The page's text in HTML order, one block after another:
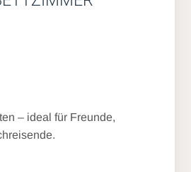
– ideal für Freunde,